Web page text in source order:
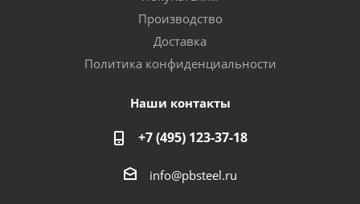
Производство
Доставка
Политика конфиденциальности
Наши контакты
+7 (495) 123-37-18
info@pbsteel.ru